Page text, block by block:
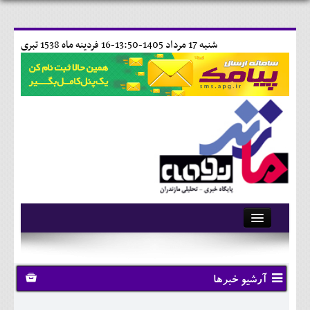
16 فردينه ماه 1538 تبری شنبه 17 مرداد 1405-13:50-
آرشیو
تماس با ما
وبلاگ
آرشیو خبرها